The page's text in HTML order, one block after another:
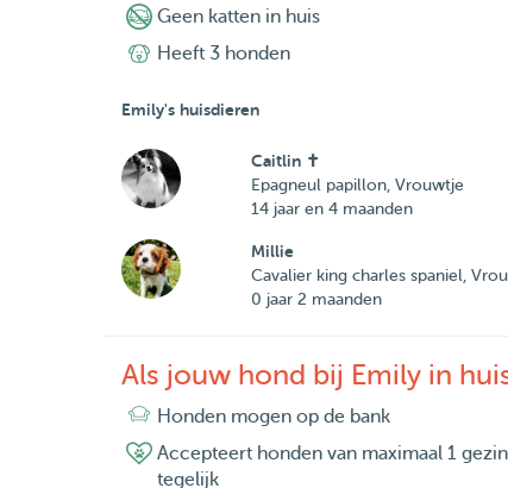
Geen katten in huis
Heeft 3 honden
Emily's huisdieren
Caitlin ✝️
Epagneul papillon, Vrouwtje
14 jaar en 4 maanden
Millie
Cavalier king charles spaniel,
0 jaar 2 maanden
Als jouw hond bij Emily in
Honden mogen op de bank
Accepteert honden van maximaal 1 gezin
tegelijk